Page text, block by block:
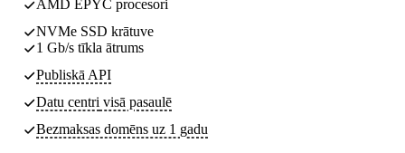
AMD EPYC procesori
NVMe SSD krātuve
1 Gb/s tīkla ātrums
Publiskā API
Datu centri visā pasaulē
Bezmaksas domēns uz 1 gadu